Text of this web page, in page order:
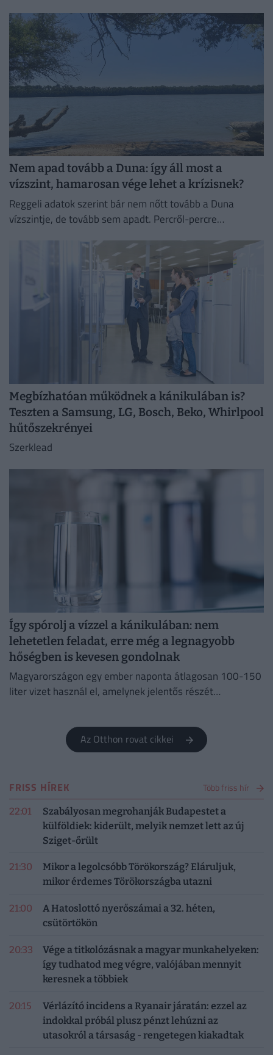
Nem apad tovább a Duna: így áll most a
vízszint, hamarosan vége lehet a krízisnek?
Reggeli adatok szerint bár nem nőtt tovább a Duna
vízszintje, de tovább sem apadt. Percről-percre
Megbízhatóan működnek a kánikulában is?
Teszten a Samsung, LG, Bosch, Beko, Whirlpool
hűtőszekrényei
Szerklead
Így spórolj a vízzel a kánikulában: nem
lehetetlen feladat, erre még a legnagyobb
hőségben is kevesen gondolnak
Magyarországon egy ember naponta átlagosan 100-150
liter vizet használ el, amelynek jelentős részét
Az Otthon rovat cikkei
FRISS HÍREK Több friss hír
22:01
Szabályosan megrohanják Budapestet a
külföldiek: kiderült, melyik nemzet lett az új
Sziget-őrült
21:30
Mikor a legolcsóbb Törökország? Eláruljuk,
mikor érdemes Törökországba utazni
21:00
A Hatoslottó nyerőszámai a 32. héten,
csütörtökön
20:33
Vége a titkolózásnak a magyar munkahelyeken:
így tudhatod meg végre, valójában mennyit
keresnek a többiek
20:15
Vérlázító incidens a Ryanair járatán: ezzel az
indokkal próbál plusz pénzt lehúzni az
utasokról a társaság - rengetegen kiakadtak